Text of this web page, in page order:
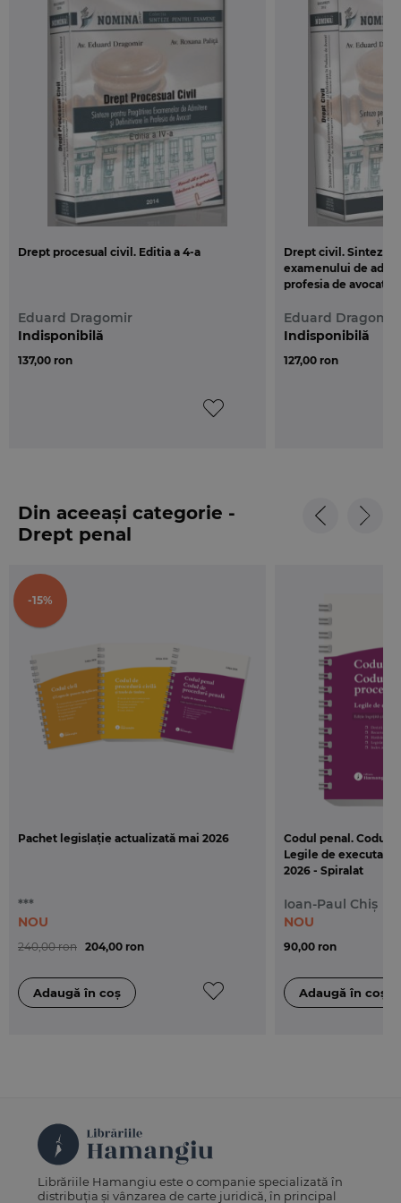
Drept procesual civil. Editia a 4-a
Eduard Dragomir
137,00 ron
Indisponibilă
Drept civil. Sinteze
examenului de
profesia de avocat
Eduard Dragomir
127,00 ron
Indisponibilă
Din aceeași categorie -
Drept penal
-15%
Pachet legislație actualizată mai 2026
***
240,00 ron 204,00 ron
NOU
Codul penal. Codul
Legile de
2026 - Spiralat
Ioan-Paul Chiș
90,00 ron
NOU
Librăriile Hamangiu este o companie specializată în
distribuția și vânzarea de carte juridică, în principal